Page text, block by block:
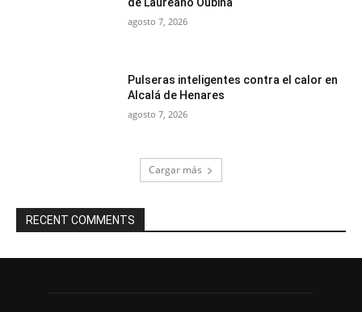
agosto 7, 2026
Pulseras inteligentes contra el calor en
Alcalá de Henares
agosto 7, 2026
Cargar más
RECENT COMMENTS